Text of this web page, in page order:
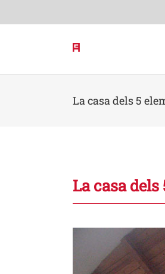
content
La casa dels 5
La casa